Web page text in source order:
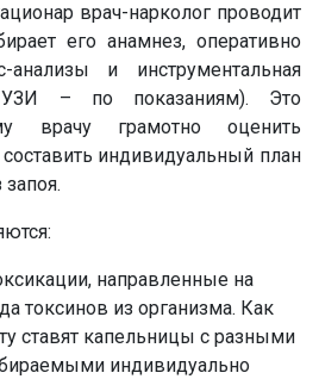
врач-нарколог проводит
его анамнез, оперативно
анализы и инструментальная
УЗИ – по показаниям). Это
врачу грамотно оценить
индивидуальный план
направленные на
токсинов из организма. Как
ставят капельницы с разными
индивидуально